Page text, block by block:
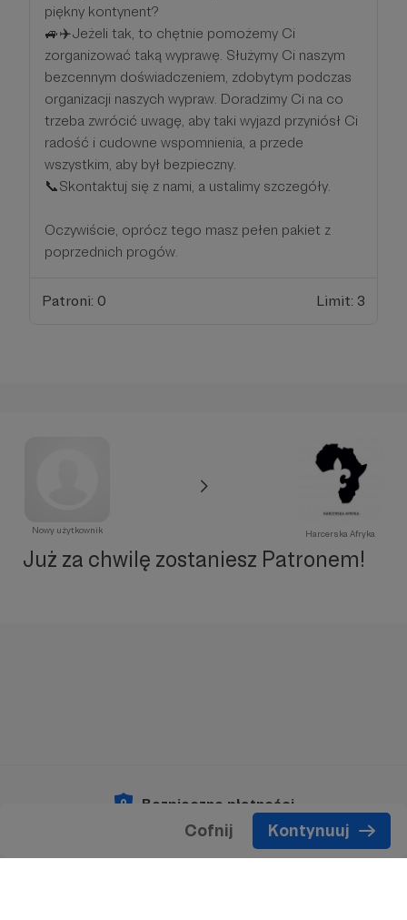
piękny kontynent?
🚙✈️Jeżeli tak, to chętnie pomożemy Ci
zorganizować taką wyprawę. Służymy Ci naszym
bezcennym doświadczeniem, zdobytym podczas
organizacji naszych wypraw. Doradzimy Ci na co
trzeba zwrócić uwagę, aby taki wyjazd przyniósł Ci
radość i cudowne wspomnienia, a przede
wszystkim, aby był bezpieczny.
📞Skontaktuj się z nami, a ustalimy szczegóły.
Oczywiście, oprócz tego masz pełen pakiet z
poprzednich progów.
Patroni: 0 Limit: 3
Cofnij Kontynuuj
Nowy użytkownik Harcerska Afryka
Już za chwilę zostaniesz Patronem!
Bezpieczne płatności